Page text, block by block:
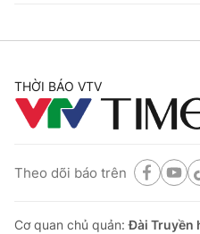
THỜI BÁO VTV
Theo dõi báo trên
Cơ quan chủ quản:Đài Truyền